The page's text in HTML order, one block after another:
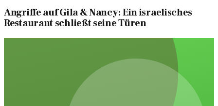
Angriffe auf Gila & Nancy: Ein israelisches
Restaurant schließt seine Türen